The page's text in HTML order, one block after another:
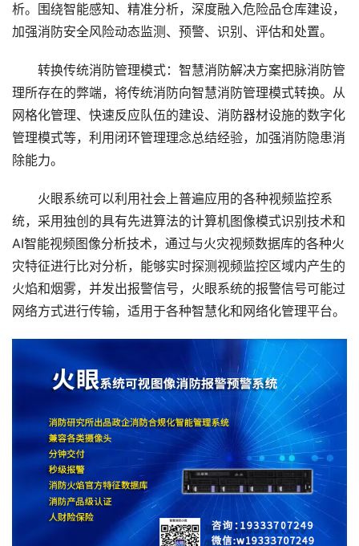
析。围绕智能感知、精准分析，深度融入危险品仓库建设，
加强消防安全风险动态监测、预警、识别、评估和处置。
转换传统消防管理模式：智慧消防解决方案把脉消防管
理所存在的弊端，将传统消防向智慧消防管理模式转换。从
网格化管理、快速反应队伍的建设、消防器材设施的数字化
管理模式等，利用闭环管理理念总结经验，加强消防隐患消
除能力。
火眼系统可以利用社会上普遍应用的各种视频监控系
统，采用独创的具有先进算法的计算机图像模式识别技术和
AI智能视频图像分析技术，通过与火灾视频数据库的各种火
灾特征进行比对分析，能够实时探测视频监控区域内产生的
火焰和烟雾，并发出报警信号，火眼系统的报警信号可能过
网络方式进行传输，适用于各种智慧化和网络化管理平台。